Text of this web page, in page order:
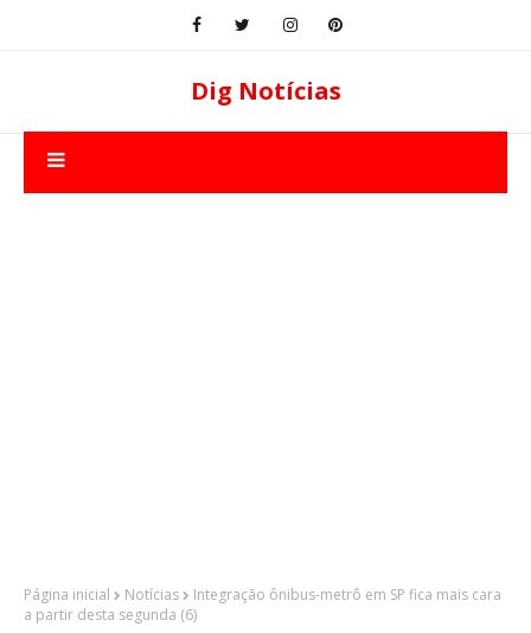
Dig Notícias
Página inicial Notícias
Integração ônibus-metrô em SP fica mais cara
a partir desta segunda (6)